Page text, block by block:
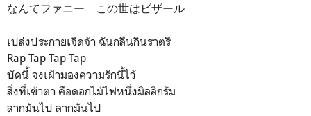
なんてファニー この世はビザール
เปล่งประกายเจิดจ้า ฉันกลืนกินราตรี
Rap Tap Tap Tap
บัดนี้ จงเฝ้ามองความรักนี้ไว้
สิ่งที่เข้าตา คือดอกไม้ไฟหนึ่งมิลลิกรัม
ลากมันไป ลากมันไป